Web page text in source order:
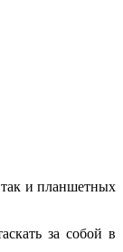
так и планшетных
за собой в